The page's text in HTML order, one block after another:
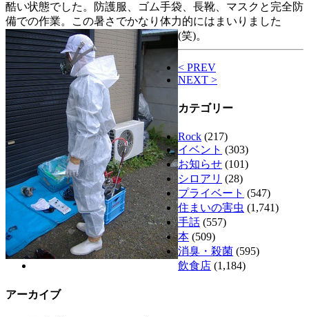
酷い状態でした。防護服、ゴム手袋、長靴、マスクと完全防
備での作業。この暑さでかなり体力的にはまいりました
(笑)。
< PREV
NEXT >
カテゴリー
Rock (217)
イベント (303)
お知らせ (101)
シロアリ (28)
プライベート (547)
住まいの害虫 (1,741)
手話 (557)
本 (509)
消臭・殺菌 (595)
飲食店 (1,184)
アーカイブ